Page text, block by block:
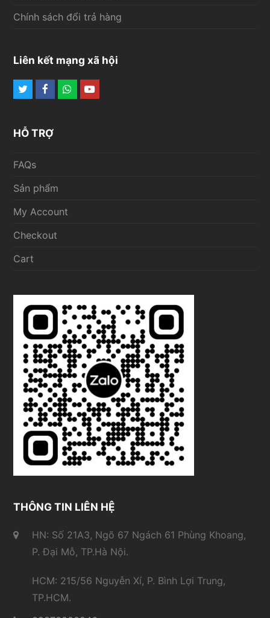
Chính sách đổi trả hàng
Liên kết mạng xã hội
TwitterFacebook
Whatsapp
Youtube
HỖ TRỢ
FAQs
Sản phẩm
My Account
Checkout
Cart
THÔNG TIN LIÊN HỆ
HN: Số 21A3, Ngõ 67 Ngách 61 Phùng Khoang,
P. Đại Mỗ, TP.Hà Nội.
HCM: 215/56 Nguyễn Xí, P. Bình Lợi Trung,
TP.HCM.